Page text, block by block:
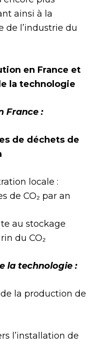
ainsi à la
de l’industrie du
en France et
la technologie
France :
de déchets de
locale :
de CO₂ par an
au stockage
du CO₂
la technologie :
la production de
l’installation de